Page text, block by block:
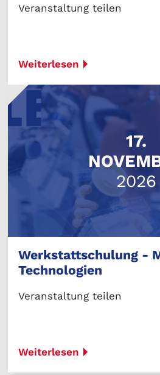
Veranstaltung teilen
Weiterlesen
17.
2026
Werkstattschulung -
Technologien
Veranstaltung teilen
Weiterlesen